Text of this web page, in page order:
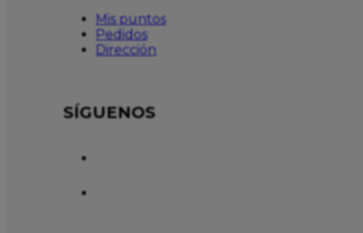
Mis puntos
Pedidos
Dirección
SÍGUENOS